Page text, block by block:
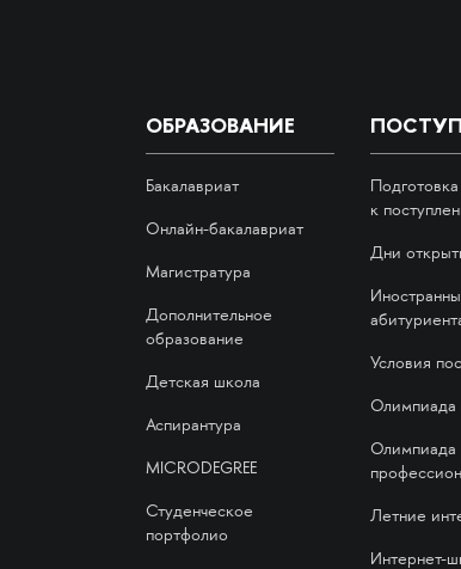
ОБРАЗОВАНИЕ
Бакалавриат
Онлайн-бакалавриат
Магистратура
Дополнительное
образование
Детская школа
Аспирантура
MICRODEGREE
Студенческое
портфолио
Подготовка
к
Дни
Условия
Летние
Интернет-